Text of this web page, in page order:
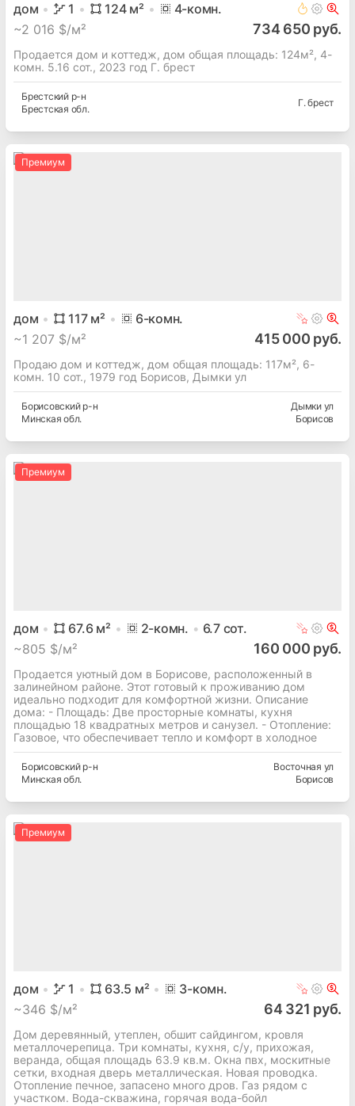
дом 1 124м² 4-комн.
~2 016 $/м² 734 650 руб.
Продается дом и коттедж, дом общая площадь: 124м², 4-
комн. 5.16 сот., 2023 год Г. брест
Брестский р-н
Брестская обл.
Г. брест
Премиум
дом 117м² 6-комн.
~1 207 $/м² 415 000 руб.
Продаю дом и коттедж, дом общая площадь: 117м², 6-
комн. 10 сот., 1979 год Борисов, Дымки ул
Борисовскийр-н
Минская обл.
Дымки ул
Борисов
Премиум
дом 67.6м² 2-комн. 6.7сот.
~805 $/м² 160 000 руб.
Продается уютный дом в Борисове, расположенный в
залинейном районе. Этот готовый к проживанию дом
идеально подходит для комфортной жизни. Описание
дома: - Площадь: Две просторные комнаты, кухня
площадью 18 квадратных метров и санузел. - Отопление:
Газовое, что обеспечивает тепло и комфорт в холодное
Борисовскийр-н
Минская обл.
Восточная ул
Борисов
Премиум
дом 1 63.5 м² 3-комн.
~346 $/м² 64 321 руб.
Дом деревянный, утеплен, обшит сайдингом, кровля
металлочерепица. Три комнаты, кухня, с/у, прихожая,
веранда, общая площадь 63.9 кв.м. Окна пвх, москитные
сетки, входная дверь металлическая. Новая проводка.
Отопление печное, запасено много дров. Газ рядом с
участком. Вода-скважина, горячая вода-бойл